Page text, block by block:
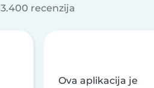
recenzija
Ova aplikacija je